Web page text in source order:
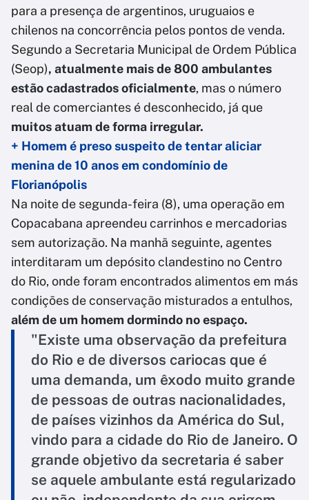
para a presença de argentinos, uruguaios e
chilenos na concorrência pelos pontos de venda.
Segundo a Secretaria Municipal de Ordem Pública
(Seop), atualmente mais de 800 ambulantes
estão cadastrados oficialmente, mas o número
real de comerciantes é desconhecido, já que
muitos atuam de forma irregular.
+ Homem é preso suspeito de tentar aliciar
menina de 10 anos em condomínio de
Florianópolis
Na noite de segunda-feira (8), uma operação em
Copacabana apreendeu carrinhos e mercadorias
sem autorização. Na manhã seguinte, agentes
interditaram um depósito clandestino no Centro
do Rio, onde foram encontrados alimentos em más
condições de conservação misturados a entulhos,
além de um homem dormindo no espaço.
"Existe uma observação da prefeitura
do Rio e de diversos cariocas que é
uma demanda, um êxodo muito grande
de pessoas de outras nacionalidades,
de países vizinhos da América do Sul,
vindo para a cidade do Rio de Janeiro. O
grande objetivo da secretaria é saber
se aquele ambulante está regularizado